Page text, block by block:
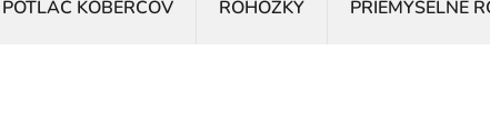
POTLAČ KOBERCOV ROHOŽKY PRIEMYSELNÉ